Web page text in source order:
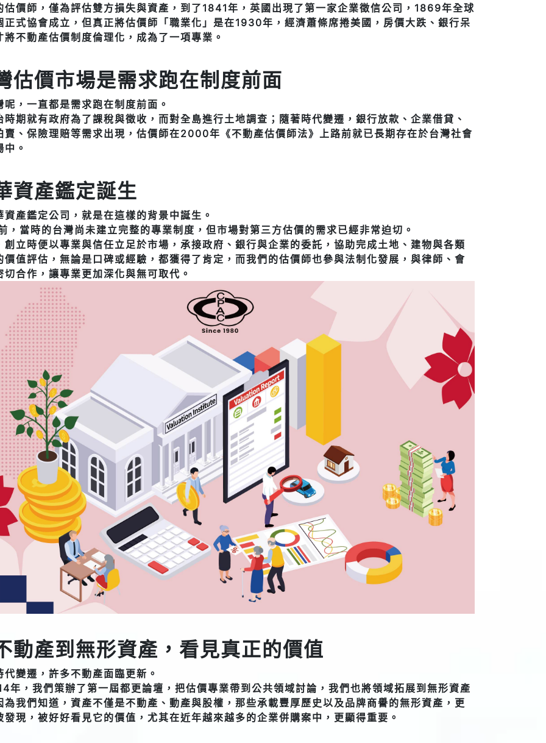
估價師，僅為評估雙方損失與資產，到了1841年，英國出現了第一家企業徵信公司，1869年全球
正式協會成立，但真正將估價師「職業化」是在1930年，經濟蕭條席捲美國，房價大跌、銀行呆
將不動產估價制度倫理化，成為了一項專業。
估價市場是需求跑在制度前面
呢，一直都是需求跑在制度前面。
時期就有政府為了課稅與徵收，而對全島進行土地調查；隨著時代變遷，銀行放款、企業借貸、
賣、保險理賠等需求出現，估價師在2000年《不動產估價師法》上路前就已長期存在於台灣社會
。
資產鑑定誕生
資產鑑定公司，就是在這樣的背景中誕生。
，當時的台灣尚未建立完整的專業制度，但市場對第三方估價的需求已經非常迫切。
創立時便以專業與信任立足於市場，承接政府、銀行與企業的委託，協助完成土地、建物與各類
價值評估，無論是口碑或經驗，都獲得了肯定，而我們的估價師也參與法制化發展，與律師、會
切合作，讓專業更加深化與無可取代。
動產到無形資產，看見真正的價值
代變遷，許多不動產面臨更新。
年，我們策辦了第一屆都更論壇，把估價專業帶到公共領域討論，我們也將領域拓展到無形資產
為我們知道，資產不僅是不動產、動產與股權，那些承載豐厚歷史以及品牌商譽的無形資產，更
發現，被好好看見它的價值，尤其在近年越來越多的企業併購案中，更顯得重要。